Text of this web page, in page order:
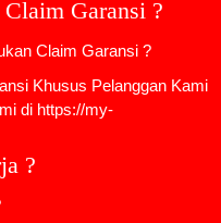
Garansi ?
Claim Garansi ?
Khusus Pelanggan Kami
di https://my-
?